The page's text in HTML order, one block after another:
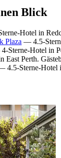
Blick
Hotel in
Plaza — 4.5-
Sterne-Hotel in
East Perth.
4.5-Sterne-Hotel